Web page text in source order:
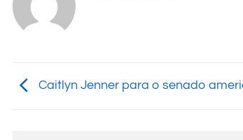
Caitlyn Jenner para o senado